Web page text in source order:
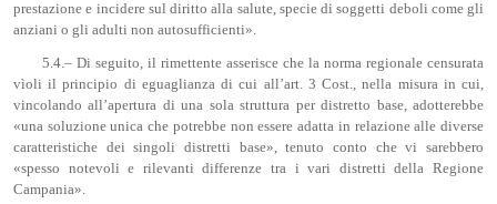
prestazione e incidere sul diritto alla salute, specie di soggetti deboli come gli
anziani o gli adulti non autosufficienti».
5.4.– Di seguito, il rimettente asserisce che la norma regionale censurata
vìoli il principio di eguaglianza di cui all’art. 3 Cost., nella misura in cui,
vincolando all’apertura di una sola struttura per distretto base, adotterebbe
«una soluzione unica che potrebbe non essere adatta in relazione alle diverse
caratteristiche dei singoli distretti base», tenuto conto che vi sarebbero
«spesso notevoli e rilevanti differenze tra i vari distretti della Regione
Campania».